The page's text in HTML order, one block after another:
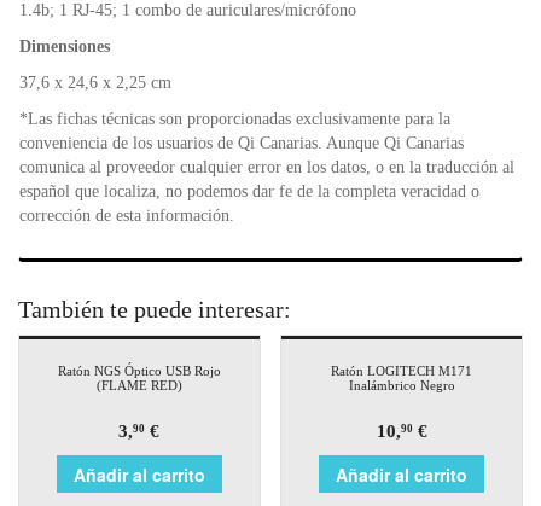
1.4b; 1 RJ-45; 1 combo de auriculares/micrófono
Dimensiones
37,6 x 24,6 x 2,25 cm
*Las fichas técnicas son proporcionadas exclusivamente para la
conveniencia de los usuarios de Qi Canarias. Aunque Qi Canarias
comunica al proveedor cualquier error en los datos, o en la traducción al
español que localiza, no podemos dar fe de la completa veracidad o
corrección de esta información.
También te puede interesar:
Ratón NGS Óptico USB Rojo
(FLAME RED)
3,90 €
Añadir al carrito
Ratón LOGITECH M171
Inalámbrico Negro
10,90€
Añadir al carrito